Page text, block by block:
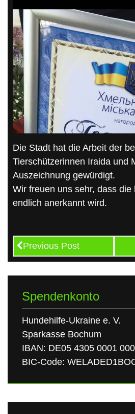
Die Stadt hat die Arbeit der
Tierschützerinnen Iraida und
Auszeichnung gewürdigt.
Wir freuen uns sehr, dass die
endlich anerkannt wird.
Previous Post
Spendenkonto
Hundehilfe-Ukraine e. V.
Sparkasse Bochum
IBAN: DE05 4305 0001
BIC-Code: